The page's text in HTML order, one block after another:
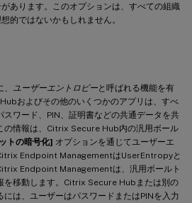
あります。このオプションは、すべての組織
的ではないかもしれません。
ユーザーエントロピーと呼ばれる機能を有
およびその他のいくつかのアプリは、すべ
ワード、PIN、証明書などの共通データを共
の情報は、Citrix Secure Hub内の汎用ボール
トの暗号化] オプションを通じてユーザーエ
Endpoint ManagementはUserEntropyと
Endpoint Managementは、汎用ボールト
を移動します。Citrix Secure Hubまたは別の
は、ユーザーはパスワードまたはPINを入力